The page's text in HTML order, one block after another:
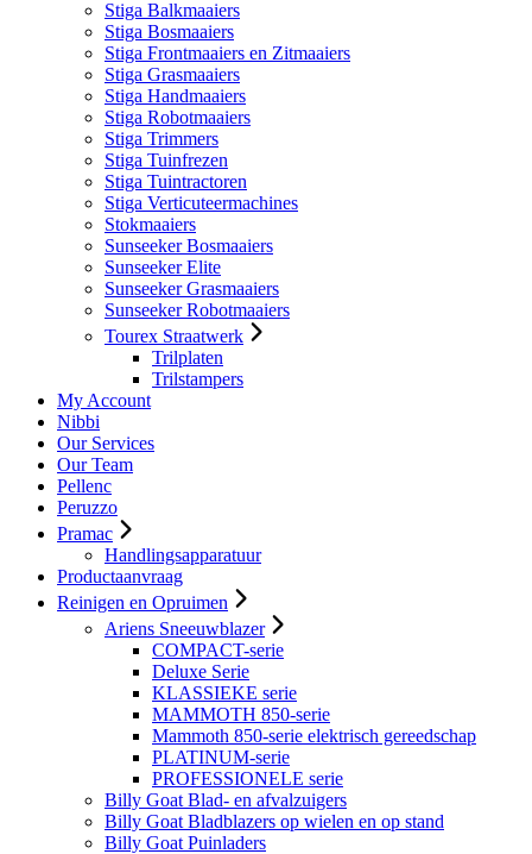
Stiga Balkmaaiers
Stiga Bosmaaiers
Stiga Frontmaaiers en Zitmaaiers
Stiga Grasmaaiers
Stiga Handmaaiers
Stiga Robotmaaiers
Stiga Trimmers
Stiga Tuinfrezen
Stiga Tuintractoren
Stiga Verticuteermachines
Stokmaaiers
Sunseeker Bosmaaiers
Sunseeker Elite
Sunseeker Grasmaaiers
Sunseeker Robotmaaiers
Tourex Straatwerk
Trilplaten
Trilstampers
My Account
Nibbi
Our Services
Our Team
Pellenc
Peruzzo
Pramac
Handlingsapparatuur
Productaanvraag
Reinigen en Opruimen
Ariens Sneeuwblazer
COMPACT-serie
Deluxe Serie
KLASSIEKE serie
MAMMOTH 850-serie
Mammoth 850-serie elektrisch gereedschap
PLATINUM-serie
PROFESSIONELE serie
Billy Goat Blad- en afvalzuigers
Billy Goat Bladblazers op wielen en op stand
Billy Goat Puinladers